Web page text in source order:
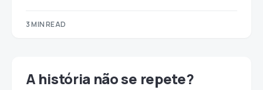
3 MIN READ
A história não se repete?